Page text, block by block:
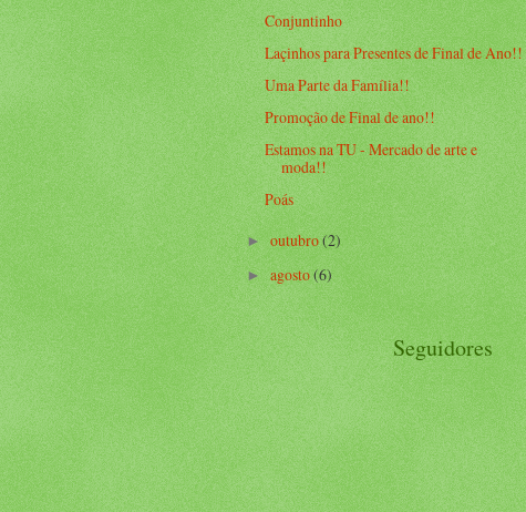
Conjuntinho
Laçinhos para Presentes de Final de Ano!!
Uma Parte da Família!!
Promoção de Final de ano!!
Estamos na TU - Mercado de arte e
moda!!
Poás
►outubro(2)
►agosto(6)
Seguidores